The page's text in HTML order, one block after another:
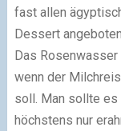
fast allen
Dessert
Das
wenn der
soll. Man sollte es
höchstens nur